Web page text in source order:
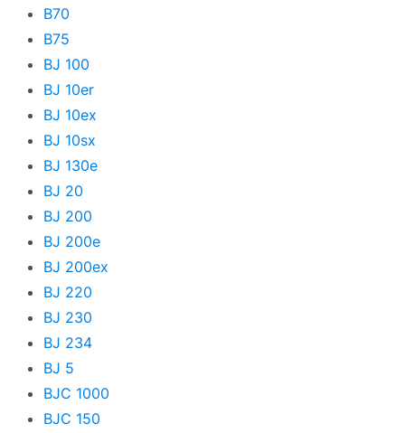
PIXMA MG
PIXMA MP
PIXMA MX
PIXMA PRO
PIXMA TR
PIXMA TS
PIXMA i
PIXMA iX
PIXMA mini
Pro
B70
B75
BJ 100
BJ 10er
BJ 10ex
BJ 10sx
BJ 130e
BJ 20
BJ 200
BJ 200e
BJ 200ex
BJ 220
BJ 230
BJ 234
BJ 5
BJC 1000
BJC 150